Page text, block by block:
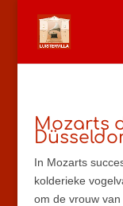
Mozarts
In Mozarts
kolderieke
om de vrouw